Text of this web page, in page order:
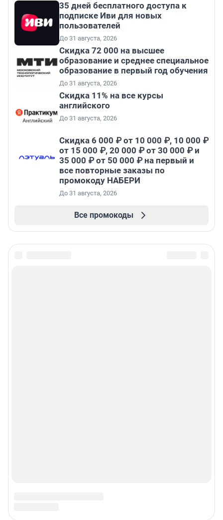
35 дней бесплатного доступа к
подписке Иви для новых
пользователей
До 31 августа, 2026
Скидка 72 000 на высшее
образование и среднее специальное
образование в первый год обучения
До 31 августа, 2026
Скидка 11% на все курсы
английского
До 31 августа, 2026
Скидка 6 000 ₽ от 10 000 ₽, 10 000 ₽
от 15 000 ₽, 20 000 ₽ от 30 000 ₽ и
35 000 ₽ от 50 000 ₽ на первый и
все повторные заказы по
промокоду НАБЕРИ
До 31 августа, 2026
Все промокоды